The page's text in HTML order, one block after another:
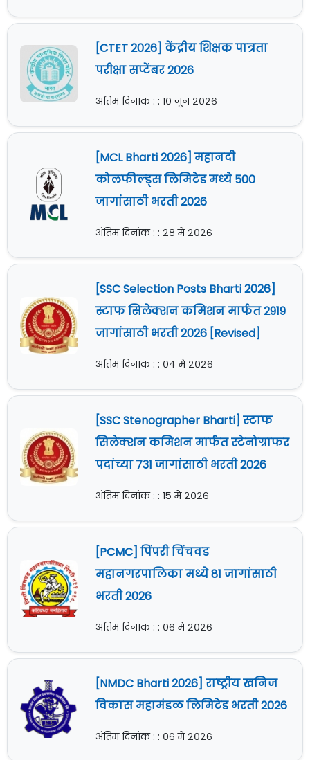
[CTET 2026] केंद्रीय शिक्षक पात्रता
परीक्षा सप्टेंबर 2026
अंतिम दिनांक : : १० जून २०२६
[MCL Bharti 2026] महानदी
कोलफील्ड्स लिमिटेड मध्ये 500
जागांसाठी भरती 2026
अंतिम दिनांक : : २८ मे २०२६
[SSC Selection Posts Bharti 2026]
स्टाफ सिलेक्शन कमिशन मार्फत 2919
जागांसाठी भरती 2026 [Revised]
अंतिम दिनांक : : ०४ मे २०२६
[SSC Stenographer Bharti] स्टाफ
सिलेक्शन कमिशन मार्फत स्टेनोग्राफर
पदांच्या 731 जागांसाठी भरती 2026
अंतिम दिनांक : : १५ मे २०२६
[PCMC] पिंपरी चिंचवड
महानगरपालिका मध्ये 81 जागांसाठी
भरती 2026
अंतिम दिनांक : : ०६ मे २०२६
[NMDC Bharti 2026] राष्ट्रीय खनिज
विकास महामंडळ लिमिटेड भरती 2026
अंतिम दिनांक : : ०६ मे २०२६